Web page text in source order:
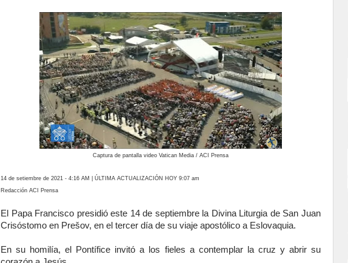
Captura de pantalla video Vatican Media / ACI Prensa
14 de setiembre de 2021 - 4:16 AM | ÚLTIMA ACTUALIZACIÓN HOY 9:07 am
Redacción ACI Prensa
El Papa Francisco presidió este 14 de septiembre la Divina Liturgia de San Juan
Crisóstomo en Prešov, en el tercer día de su viaje apostólico a Eslovaquia.
En su homilía, el Pontífice invitó a los fieles a contemplar la cruz y abrir su